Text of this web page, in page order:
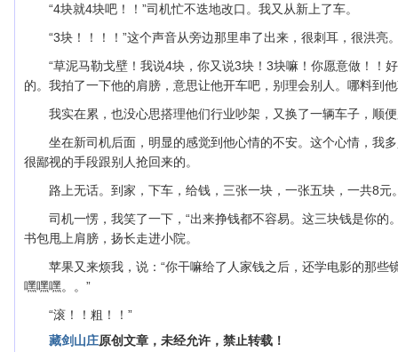
“4块就4块吧！！”司机忙不迭地改口。我又从新上了车。
“3块！！！！”这个声音从旁边那里串了出来，很刺耳，很洪亮
“草泥马勒戈壁！我说4块，你又说3块！3块嘛！你愿意做！！
的。我拍了一下他的肩膀，意思让他开车吧，别理会别人。哪料到
我实在累，也没心思搭理他们行业吵架，又换了一辆车子，顺
坐在新司机后面，明显的感觉到他心情的不安。这个心情，我
很鄙视的手段跟别人抢回来的。
路上无话。到家，下车，给钱，三张一块，一张五块，一共8元
司机一愣，我笑了一下，“出来挣钱都不容易。这三块钱是你的
书包甩上肩膀，扬长走进小院。
苹果又来烦我，说：“你干嘛给了人家钱之后，还学电影的那
嘿嘿嘿。。”
“滚！！粗！！”
藏剑山庄原创文章，未经允许，禁止转载！